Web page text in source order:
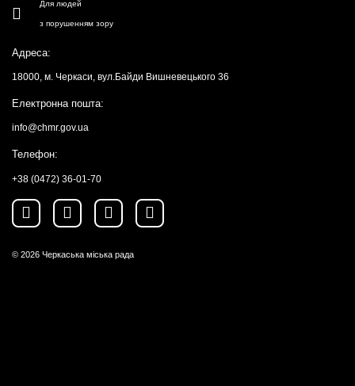
Для людей
з порушенням зору
Адреса:
18000, м. Черкаси, вул.Байди Вишневецького 36
Електронна пошта:
info@chmr.gov.ua
Телефон:
+38 (0472) 36-01-70
© 2026 Черкаська міська рада